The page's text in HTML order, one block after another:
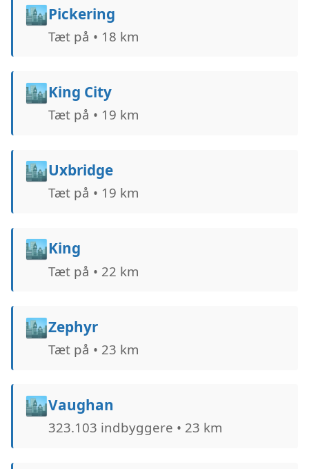
🏙️Pickering
Tæt på • 18 km
🏙️King City
Tæt på • 19 km
🏙️Uxbridge
Tæt på • 19 km
🏙️King
Tæt på • 22 km
🏙️Zephyr
Tæt på • 23 km
🏙️Vaughan
323.103 indbyggere • 23 km